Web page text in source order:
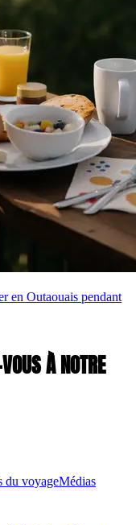
en Outaouais pendant
À NOTRE
du voyageMédias